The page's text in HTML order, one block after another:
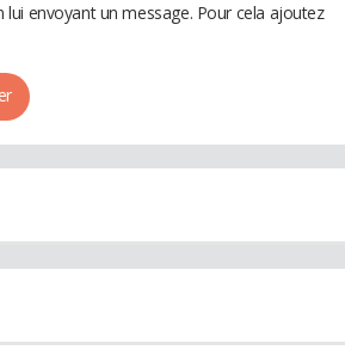
envoyant un message. Pour cela ajoutez